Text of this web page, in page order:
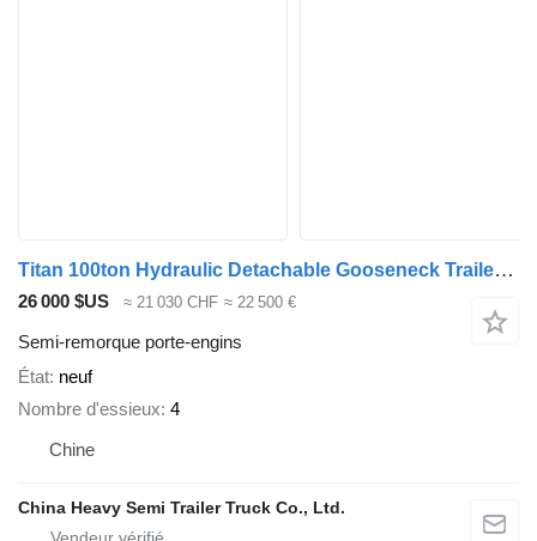
Titan 100ton Hydraulic Detachable Gooseneck Trailer for Sale in Trinid
26 000 $US ≈ 21 030 CHF ≈ 22 500 €
Semi-remorque porte-engins
État neuf
Nombre d'essieux 4
Chine
China Heavy Semi Trailer Truck Co., Ltd.